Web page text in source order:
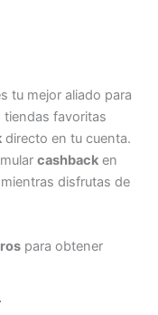
tu mejor aliado para
tiendas favoritas
directo en tu cuenta.
cashback en
disfrutas de
para obtener